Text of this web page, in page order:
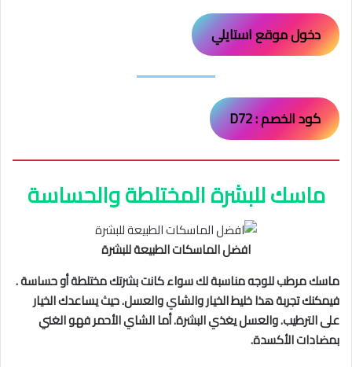
دخول موقع استايلي
كود الخصم : D72
ماسك للبشرة المختلطة والحساسة
افضل الماسكات الطبيعة للبشرة
ماسك مرطب للوجه مناسبة لك سواء كانت بشرتك مختلطة أو حساسة .
فيمكنك تجربة هذا خليط الخيار والشاي والعسل. حيث يساعدك الخيار
على الترطيب. والعسل يغذي البشرة. أما الشاي الأحمر فهو الغني
بمضادات الأكسدة.